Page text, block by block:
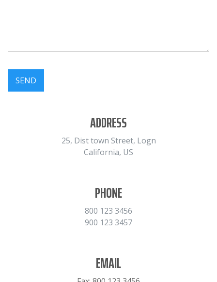
SEND
ADDRESS
25, Dist town Street, Logn
California, US
PHONE
800 123 3456
900 123 3457
EMAIL